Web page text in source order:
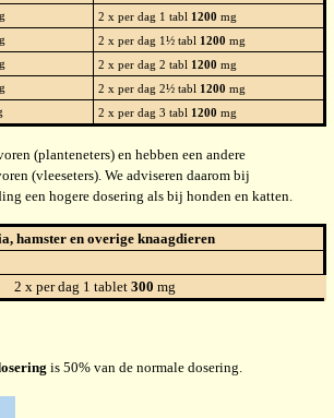
2 x per dag 1 tabl 1200 mg
2 x per dag 1½ tabl 1200 mg
2 x per dag 2 tabl 1200 mg
2 x per dag 2½ tabl 1200 mg
2 x per dag 3 tabl 1200 mg
(planteneters) en hebben een andere
(vleeseters). We adviseren daarom bij
een hogere dosering als bij honden en katten.
hamster en overige knaagdieren
2 x per dag 1 tablet 300 mg
is 50% van de normale dosering.